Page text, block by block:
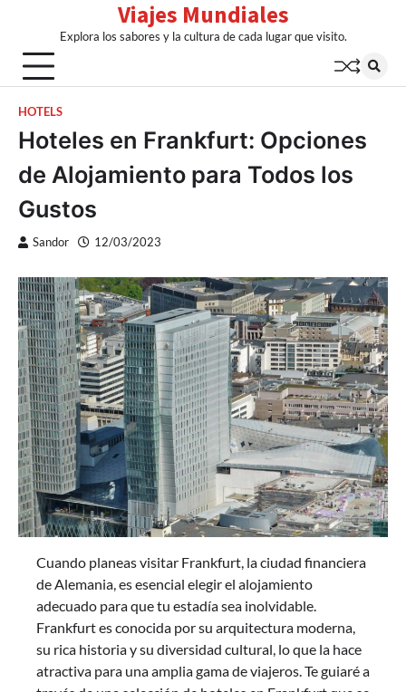
content
Viajes Mundiales
Explora los sabores y la cultura de cada lugar que visito.
HOTELS
Hoteles en Frankfurt: Opciones
de Alojamiento para Todos los
Gustos
Sandor 12/03/2023
Cuando planeas visitar Frankfurt, la ciudad financiera
de Alemania, es esencial elegir el alojamiento
adecuado para que tu estadía sea inolvidable.
Frankfurt es conocida por su arquitectura moderna,
su rica historia y su diversidad cultural, lo que la hace
atractiva para una amplia gama de viajeros. Te guiaré a